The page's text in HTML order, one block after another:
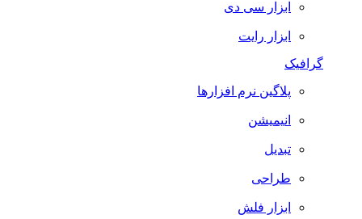
ابزار سی دی
ابزار رایت
گرافیک
پلاگین نرم افزارها
انیمیشن
تبدیل
طراحی
ابزار فلش